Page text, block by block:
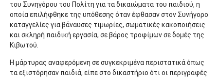
του Συνηγόρου του Πολίτη για τα δικαιώματα του παιδιού, η
οποία επιλήφθηκε της υπόθεσης όταν έφθασαν στον Συνήγορο
καταγγελίες για βάναυσες τιμωρίες, σωματικές κακοποιήσεις
και σκληρή παιδική εργασία, σε βάρος τροφίμων σε δομές της
Κιβωτού.
Η μάρτυρας αναφερόμενη σε συγκεκριμένα περιστατικά όπως
τα εξιστόρησαν παιδιά, είπε στο δικαστήριο ότι οι περιγραφές